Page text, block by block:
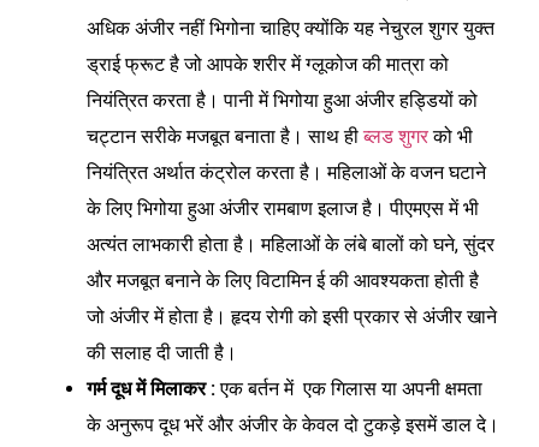
अधिक अंजीर नहीं भिगोना चाहिए क्योंकि यह नेचुरल शुगर युक्त
ड्राई फ्रूट है जो आपके शरीर में ग्लूकोज की मात्रा को
नियंत्रित करता है। पानी में भिगोया हुआ अंजीर हड्डियों को
चट्टान सरीके मजबूत बनाता है। साथ हीब्लड शुगरको भी
नियंत्रित अर्थात कंट्रोल करता है। महिलाओं के वजन घटाने
के लिए भिगोया हुआ अंजीर रामबाण इलाज है। पीएमएस में भी
अत्यंत लाभकारी होता है। महिलाओं के लंबे बालों को घने, सुंदर
और मजबूत बनाने के लिए विटामिन ई की आवश्यकता होती है
जो अंजीर में होता है। हृदय रोगी को इसी प्रकार से अंजीर खाने
की सलाह दी जाती है।
गर्म दूध में मिलाकर :एक बर्तन में एक गिलास या अपनी क्षमता
के अनुरूप दूध भरें और अंजीर के केवल दो टुकड़े इसमें डाल दे।